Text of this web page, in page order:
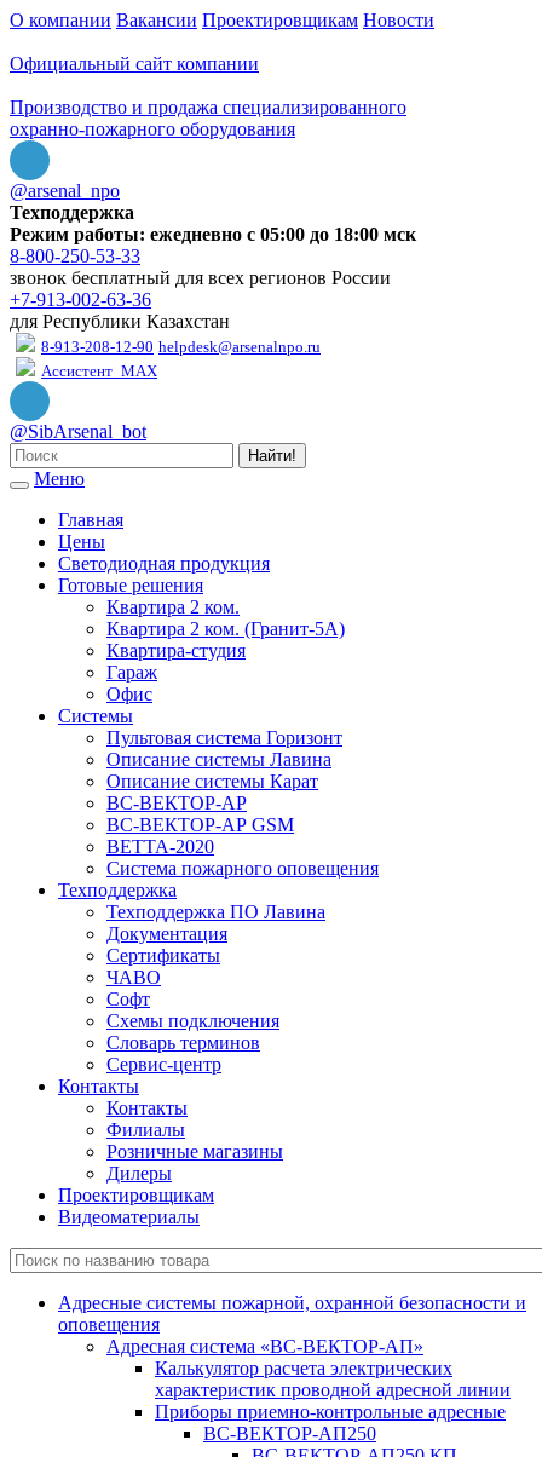
О компании Вакансии Проектировщикам Новости
Официальный сайт компании
Производство и продажа специализированного
охранно-пожарного оборудования
@arsenal_npo
Техподдержка
Режим работы: ежедневно с 05:00 до 18:00 мск
8-800-250-53-33
звонок бесплатный для всех регионов России
+7-913-002-63-36
для Республики Казахстан
8-913-208-12-90 helpdesk@arsenalnpo.ru
Ассистент_MAX
@SibArsenal_bot
Найти!
Меню
Главная
Цены
Светодиодная продукция
Готовые решения
Квартира 2 ком.
Квартира 2 ком. (Гранит-5А)
Квартира-студия
Гараж
Офис
Системы
Пультовая система Горизонт
Описание системы Лавина
Описание системы Карат
ВС-ВЕКТОР-АР
ВС-ВЕКТОР-АР GSM
ВЕТТА-2020
Система пожарного оповещения
Техподдержка
Техподдержка ПО Лавина
Документация
Сертификаты
ЧАВО
Софт
Схемы подключения
Словарь терминов
Сервис-центр
Контакты
Контакты
Филиалы
Розничные магазины
Дилеры
Проектировщикам
Видеоматериалы
Адресные системы пожарной, охранной безопасности и
оповещения
Адресная система «ВС-ВЕКТОР-АП»
Калькулятор расчета электрических
характеристик проводной адресной линии
Приборы приемно-контрольные адресные
ВС-ВЕКТОР-АП250